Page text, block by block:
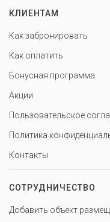
КЛИЕНТАМ
Как забронировать
Как оплатить
Бонусная программа
Акции
Пользовательское
Политика
Контакты
СОТРУДНИЧЕСТВО
Добавить объект